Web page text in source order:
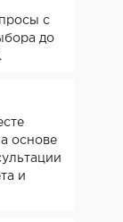
с
до
основе
и